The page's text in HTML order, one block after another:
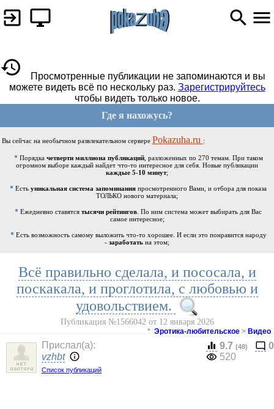
Просмотренные публикации не запоминаются и вы
можете видеть всё по нескольку раз. Зарегистрируйтесь
чтобы видеть только новое.
Где я нахожусь?
Вы сейчас на необычном развлекательном сервере Pokazuha.ru :
Порядка четверти миллиона публикаций, разложенных по 270 темам. При таком
огромном выборе каждый найдет что-то интересное для себя. Новые публикации
каждые 5-10 минут;
Есть уникальная система запоминания просмотренного Вами, и отбора для показа
ТОЛЬКО нового материала;
Ежедневно ставятся тысячи рейтингов . По ним система может выбирать для Вас
самое интересное;
Есть возможность самому выложить что-то хорошее. И если это понравится народу
- заработать на этом;
Всё правильно сделала, и пососала, и
поскакала, и проглотила, с любовью и
удовольствием.
Публикация №1566042 от 12 января 2026
* Эротика-любительское > Видео
Прислал(a):
vzhbt
Список публикаций
9.7 (48)
0
520